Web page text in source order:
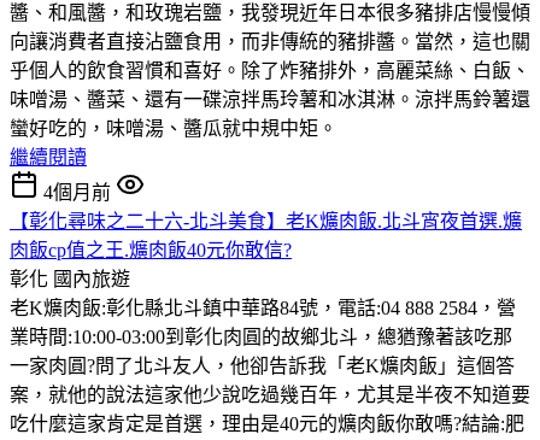
醬、和風醬，和玫瑰岩鹽，我發現近年日本很多豬排店慢慢傾
向讓消費者直接沾鹽食用，而非傳統的豬排醬。當然，這也關
乎個人的飲食習慣和喜好。除了炸豬排外，高麗菜絲、白飯、
味噌湯、醬菜、還有一碟涼拌馬玲薯和冰淇淋。涼拌馬鈴薯還
蠻好吃的，味噌湯、醬瓜就中規中矩。
繼續閱讀
4個月前
【彰化尋味之二十六-北斗美食】老K爌肉飯.北斗宵夜首選.爌
肉飯cp值之王.爌肉飯40元你敢信?
彰化 國內旅遊
老K爌肉飯:彰化縣北斗鎮中華路84號，電話:04 888 2584，營
業時間:10:00-03:00到彰化肉圓的故鄉北斗，總猶豫著該吃那
一家肉圓?問了北斗友人，他卻告訴我「老K爌肉飯」這個答
案，就他的說法這家他少說吃過幾百年，尤其是半夜不知道要
吃什麼這家肯定是首選，理由是40元的爌肉飯你敢嗎?結論:肥